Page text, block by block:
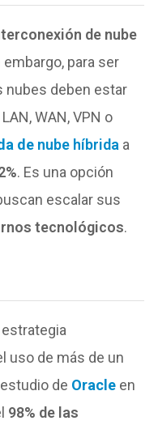
de nube
embargo, para ser
nubes deben estar
WAN, VPN o
de nube híbrida a
. Es una opción
escalar sus
tecnológicos.
uso de más de un
de Oracle en
98% de las